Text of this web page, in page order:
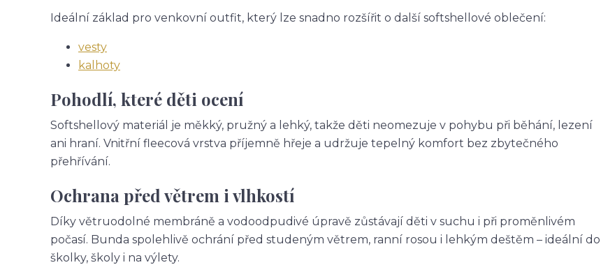
Ideální základ pro venkovní outfit, který lze snadno rozšířit o další softshellové oblečení:
vesty
kalhoty
Pohodlí, které děti ocení
Softshellový materiál je měkký, pružný a lehký, takže děti neomezuje v pohybu při běhání, lezení
ani hraní. Vnitřní fleecová vrstva příjemně hřeje a udržuje tepelný komfort bez zbytečného
přehřívání.
Ochrana před větrem i vlhkostí
Díky větruodolné membráně a vodoodpudivé úpravě zůstávají děti v suchu i při proměnlivém
počasí. Bunda spolehlivě ochrání před studeným větrem, ranní rosou i lehkým deštěm – ideální do
školky, školy i na výlety.